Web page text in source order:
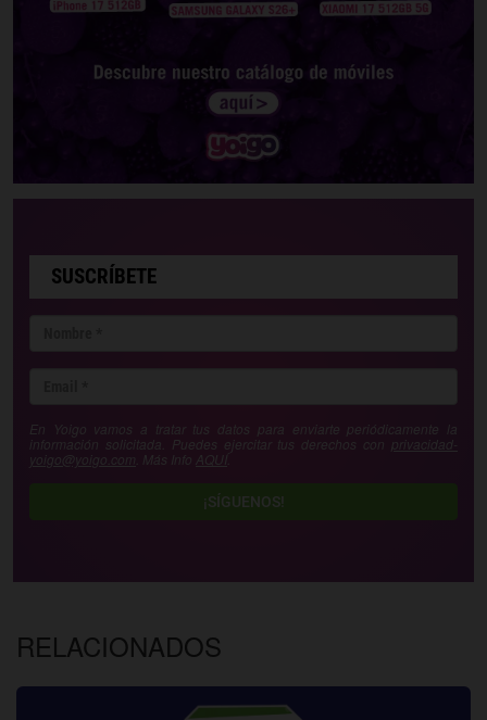
SUSCRÍBETE
En Yoigo vamos a tratar tus datos para enviarte periódicamente la
información solicitada. Puedes ejercitar tus derechos con privacidad-
yoigo@yoigo.com . Más Info AQUÍ
¡SÍGUENOS!
RELACIONADOS